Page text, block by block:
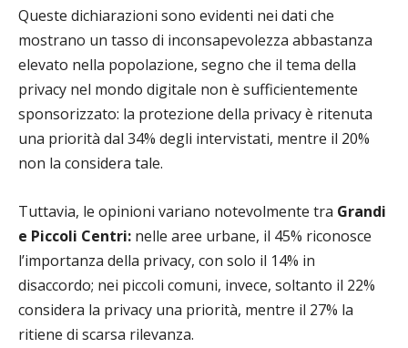
Queste dichiarazioni sono evidenti nei dati che
mostrano un tasso di inconsapevolezza abbastanza
elevato nella popolazione, segno che il tema della
privacy nel mondo digitale non è sufficientemente
sponsorizzato: la protezione della privacy è ritenuta
una priorità dal 34% degli intervistati, mentre il 20%
non la considera tale.
Tuttavia, le opinioni variano notevolmente tra Grandi
e Piccoli Centri: nelle aree urbane, il 45% riconosce
l’importanza della privacy, con solo il 14% in
disaccordo; nei piccoli comuni, invece, soltanto il 22%
considera la privacy una priorità, mentre il 27% la
ritiene di scarsa rilevanza.